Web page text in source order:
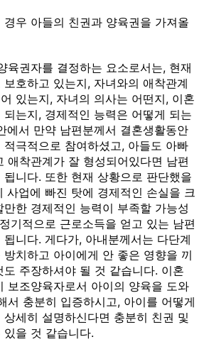
우 아들의 친권과 양육권을 가져올
권자를 결정하는 요소로서는, 현재
호하고 있는지, 자녀와의 애착관계
있는지, 자녀의 의사는 어떤지, 이혼
는지, 경제적인 능력은 어떻게 되는
에서 만약 남편분께서 결혼생활동안
극적으로 참여하셨고, 아들도 아빠
애착관계가 잘 형성되어있다면 남편
니다. 또한 현재 상황으로 판단했을
사업에 빠진 탓에 경제적인 손실을 크
한 경제적인 능력이 부족할 가능성
기적으로 근로소득을 얻고 있는 남편
니다. 게다가, 아내분께서는 다단계
치하고 아이에게 안 좋은 영향을 끼
주장하셔야 될 것 같습니다. 이혼
보조양육자로서 아이의 양육을 도와
서 충분히 입증하시고, 아이를 어떻게
세히 설명하신다면 충분히 친권 및
을 것 같습니다.